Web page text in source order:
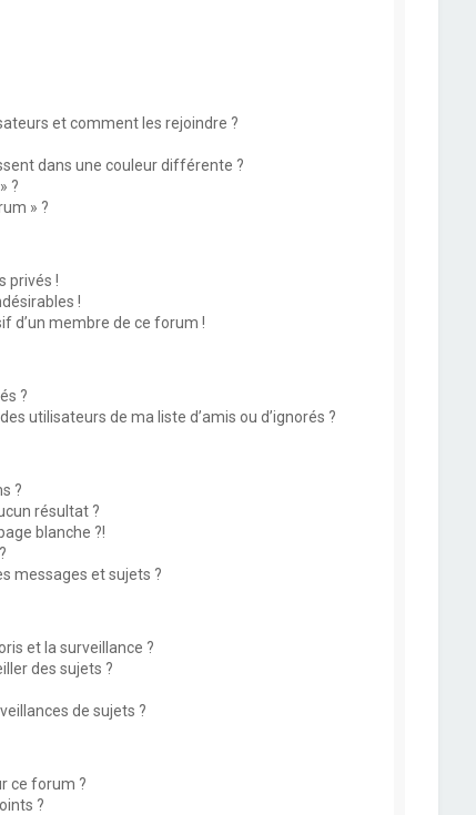
et comment les rejoindre ?
dans une couleur différente ?
?
» ?
privés !
!
d’un membre de ce forum !
?
utilisateurs de ma liste d’amis ou d’ignorés ?
?
résultat ?
blanche ?!
messages et sujets ?
et la surveillance ?
des sujets ?
de sujets ?
ce forum ?
?